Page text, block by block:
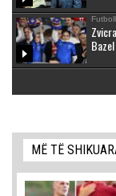
Futboll
Bazel
MË TË